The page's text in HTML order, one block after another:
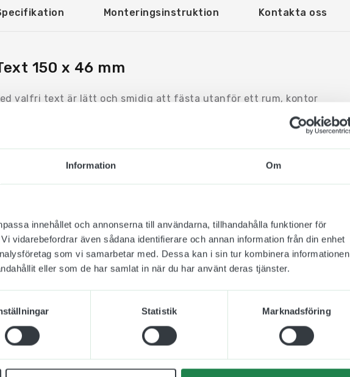
Information Om
innehållet och annonserna till användarna, tillhandahålla funktioner för
vidarebefordrar även sådana identifierare och annan information från din enhet
som vi samarbetar med. Dessa kan i sin tur kombinera informationen
eller som de har samlat in när du har använt deras tjänster.
Statistik Marknadsföring
Monteringsinstruktion Kontakta oss
150 x 46 mm
valfri text är lätt och smidig att fästa utanför ett rum, kontor
utrymmet är begränsat (max 10 tecken).
och en tillhörande plastbricka så man lätt kan ändra
mellan fästmetoderna magnet eller dubbelhäftande tejp+skruv.
| Vacant / Occupied